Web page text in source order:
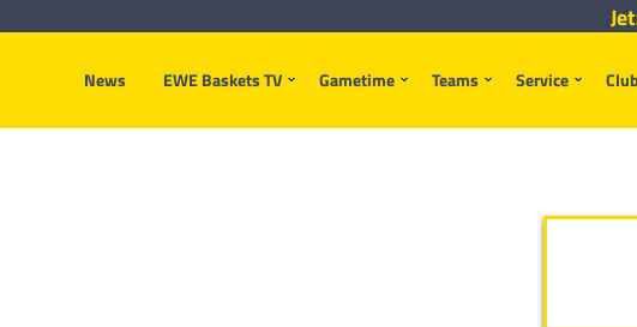
News EWE Baskets TV Gametime Teams Service Club